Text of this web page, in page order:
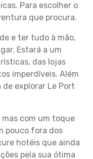
Para escolher o
que procura.
e ter tudo à mão,
Estará a um
das lojas
imperdíveis. Além
de explorar Le Port
com um toque
pouco fora dos
hotéis que ainda
pela sua ótima